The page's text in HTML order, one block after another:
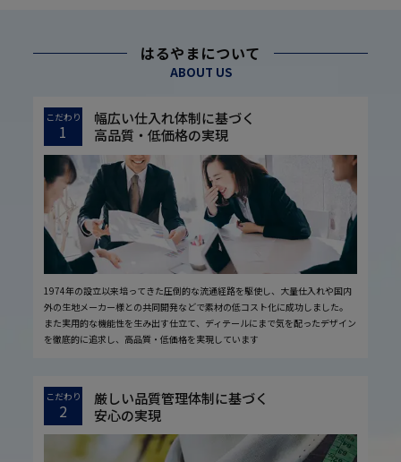
はるやまについて
ABOUT US
こだわり
1
幅広い仕入れ体制に基づく
高品質・低価格の実現
1974年の設立以来培ってきた圧倒的な流通経路を駆使し、大量仕入れや国内
外の生地メーカー様との共同開発などで素材の低コスト化に成功しました。
また実用的な機能性を生み出す仕立て、ディテールにまで気を配ったデザイン
を徹底的に追求し、高品質・低価格を実現しています
こだわり
2
厳しい品質管理体制に基づく
安心の実現